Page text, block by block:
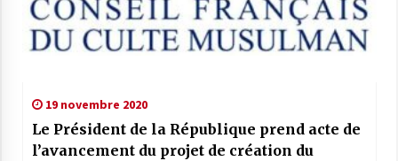
19 novembre 2020
Le Président de la République prend acte de
l’avancement du projet de création du